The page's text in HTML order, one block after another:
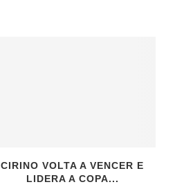
CIRINO VOLTA A VENCER E
LIDERA A COPA...